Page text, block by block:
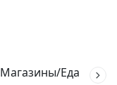
Магазины/Еда